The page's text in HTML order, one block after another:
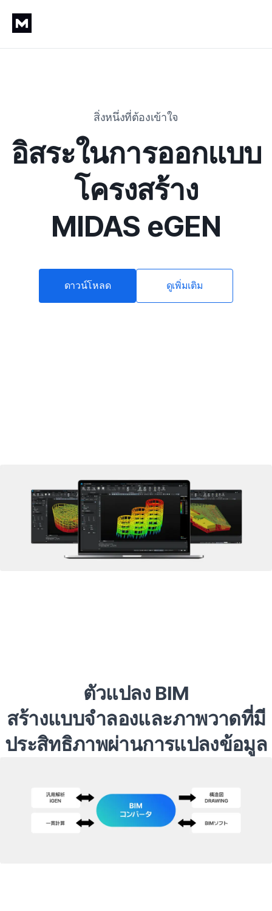
สิ่งหนึ่งที่ต้องเข้าใจ
อิสระในการออกแบบ
โครงสร้าง
MIDAS eGEN
ดาวน์โหลด ดูเพิ่มเติม
ตัวแปลง BIM
สร้างแบบจำลองและภาพวาดที่มี
ประสิทธิภาพผ่านการแปลงข้อมูล